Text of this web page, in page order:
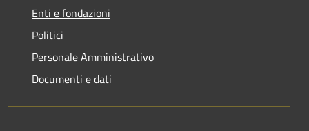
Enti e fondazioni
Politici
Personale Amministrativo
Documenti e dati